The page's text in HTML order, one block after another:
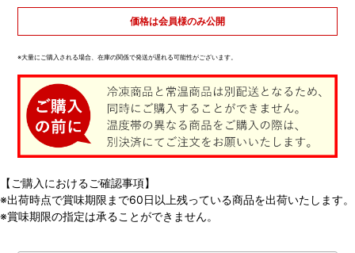
価格は会員様のみ公開
※大量にご購入される場合、在庫の関係で発送が遅れる可能性がございます。
【ご購入におけるご確認事項】
※出荷時点で賞味期限まで60日以上残っている商品を出荷いたします。
※賞味期限の指定は承ることができません。